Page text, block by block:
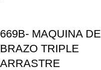
669B- MAQUINA DE
BRAZO TRIPLE
ARRASTRE